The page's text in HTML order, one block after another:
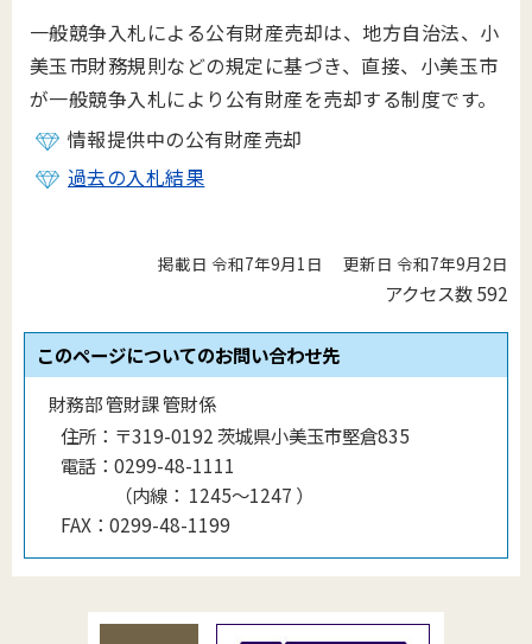
一般競争入札による公有財産売却は、地方自治法、小
美玉市財務規則などの規定に基づき、直接、小美玉市
が一般競争入札により公有財産を売却する制度です。
情報提供中の公有財産売却
過去の入札結果
掲載日 令和7年9月1日 更新日 令和7年9月2日
アクセス数592
このページについてのお問い合わせ先
財務部 管財課 管財係
住所： 〒319-0192 茨城県小美玉市堅倉835
電話： 0299-48-1111
（内線 ： 1245～1247 ）
FAX： 0299-48-1199